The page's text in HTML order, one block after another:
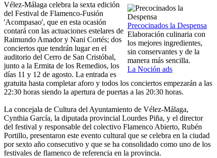
Precocinados la Despensa
Elaboración culinaria con
los mejores ingredientes,
sin conservantes y de la
manera más sencilla.
La Noción ads
Vélez-Málaga celebra la sexta edición
del Festival de Flamenco-Fusión
'Acompasao', que en esta ocasión
contará con las actuaciones estelares de
Raimundo Amador y Nani Cortés; dos
conciertos que tendrán lugar en el
auditorio del Cerro de San Cristóbal,
junto a la Ermita de los Remedios, los
días 11 y 12 de agosto. La entrada es
gratuita hasta completar aforo y todos los conciertos empezarán a las
22:30 horas siendo la apertura de puertas a las 20:30 horas.
La concejala de Cultura del Ayuntamiento de Vélez-Málaga,
Cynthia García, la diputada provincial Lourdes Piña, y el director
del festival y responsable del colectivo Flamenco Abierto, Rubén
Portillo, presentaron este evento cultural que se celebra en la ciudad
por sexto año consecutivo y que se ha consolidado como uno de los
festivales de flamenco de referencia en la provincia.